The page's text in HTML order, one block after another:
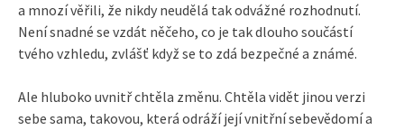
a mnozí věřili, že nikdy neudělá tak odvážné rozhodnutí.
Není snadné se vzdát něčeho, co je tak dlouho součástí
tvého vzhledu, zvlášť když se to zdá bezpečné a známé.
Ale hluboko uvnitř chtěla změnu. Chtěla vidět jinou verzi
sebe sama, takovou, která odráží její vnitřní sebevědomí a